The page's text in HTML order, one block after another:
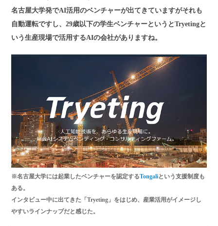
名古屋大学発でAI活用のベンチャーが出てきていますがそれも
自動運転ですし、29歳以下の学生ベンチャーというとTryetingと
いう生産現場で活用するAIの会社がありますね。
※名古屋大学には起業したベンチャーを認定するTongaliという支援制度も
ある。
インタビュー中に出てきた「Tryeting」をはじめ、産業活用がイメージし
やすいラインナップだと感じた。